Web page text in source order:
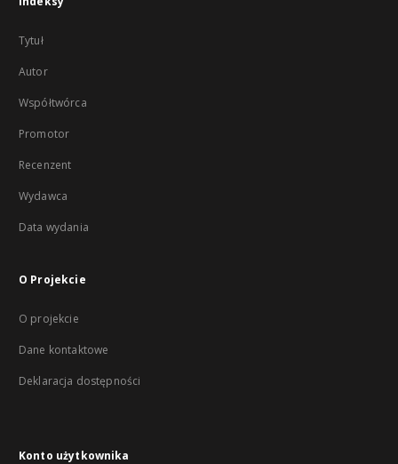
Tytuł
Autor
Współtwórca
Promotor
Recenzent
Wydawca
Data wydania
O Projekcie
O projekcie
Dane kontaktowe
Deklaracja dostępności
Konto użytkownika